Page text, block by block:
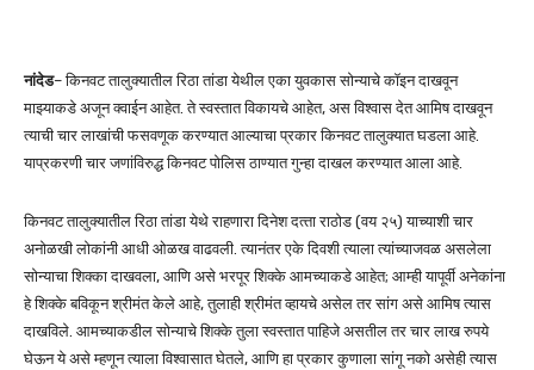
नांदेड– किनवट तालुक्यातील रिठा तांडा येथील एका युवकास सोन्याचे कॉइन दाखवून
माझ्याकडे अजून क्वाईन आहेत. ते स्वस्तात विकायचे आहेत, अस विश्वास देत आमिष दाखवून
त्याची चार लाखांची फसवणूक करण्यात आल्याचा प्रकार किनवट तालुक्यात घडला आहे.
याप्रकरणी चार जणांविरुद्ध किनवट पोलिस ठाण्यात गुन्हा दाखल करण्यात आला आहे.
किनवट तालुक्यातील रिठा तांडा येथे राहणारा दिनेश दत्‍ता राठोड (वय २५) याच्याशी चार
अनोळखी लोकांनी आधी ओळख वाढवली. त्यानंतर एके दिवशी त्याला त्यांच्याजवळ असलेला
सोन्याचा शिक्का दाखवला, आणि असे भरपूर शिक्के आमच्याकडे आहेत; आम्ही यापूर्वी अनेकांना
हे शिक्के बविकून श्रीमंत केले आहे, तुलाही श्रीमंत व्हायचे असेल तर सांग असे आमिष त्यास
दाखविले. आमच्याकडील सोन्याचे शिक्के तुला स्वस्तात पाहिजे असतील तर चार लाख रुपये
घेऊन ये असे म्हणून त्याला विश्वासात घेतले, आणि हा प्रकार कुणाला सांगू नको असेही त्यास